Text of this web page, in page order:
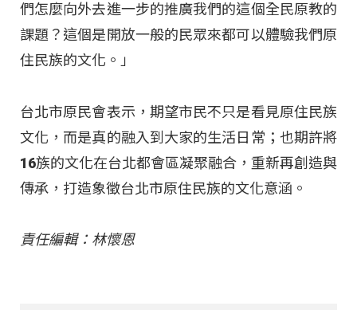
們怎麼向外去進一步的推廣我們的這個全民原教的
課題？這個是開放一般的民眾來都可以體驗我們原
住民族的文化。」
台北市原民會表示，期望市民不只是看見原住民族
文化，而是真的融入到大家的生活日常；也期許將
16族的文化在台北都會區凝聚融合，重新再創造與
傳承，打造象徵台北市原住民族的文化意涵。
責任編輯：林懷恩